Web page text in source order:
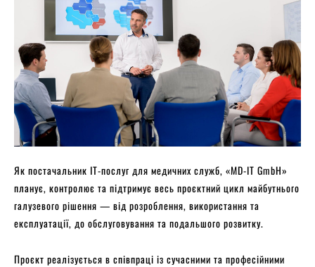
Як постачальник ІТ-послуг для медичних служб, «MD-IT GmbH»
планує, контролює та підтримує весь проєктний цикл майбутнього
галузевого рішення — від розроблення, використання та
експлуатації, до обслуговування та подальшого розвитку.
Проєкт реалізується в співпраці із сучасними та професійними